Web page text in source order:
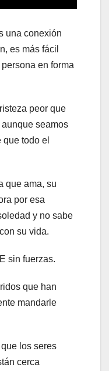
una conexión
es más fácil
en forma
peor que
seamos
todo el
que ama, su
por esa
y no sabe
su vida.
sin fuerzas.
que han
mandarle
los seres
cerca